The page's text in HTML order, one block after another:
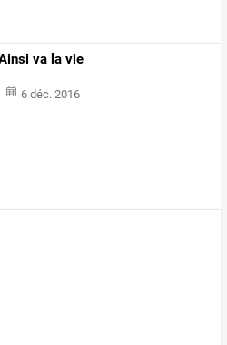
va la vie
6 déc. 2016